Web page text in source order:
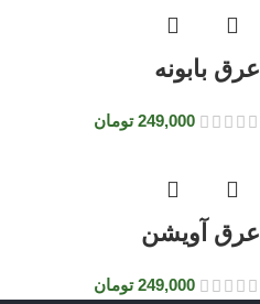
عرق بابونه
249,000 تومان
عرق آویشن
249,000 تومان